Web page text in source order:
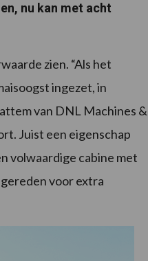
nu kan met acht
zien. “Als het
ingezet, in
van DNL Machines &
Juist een eigenschap
volwaardige cabine met
voor extra